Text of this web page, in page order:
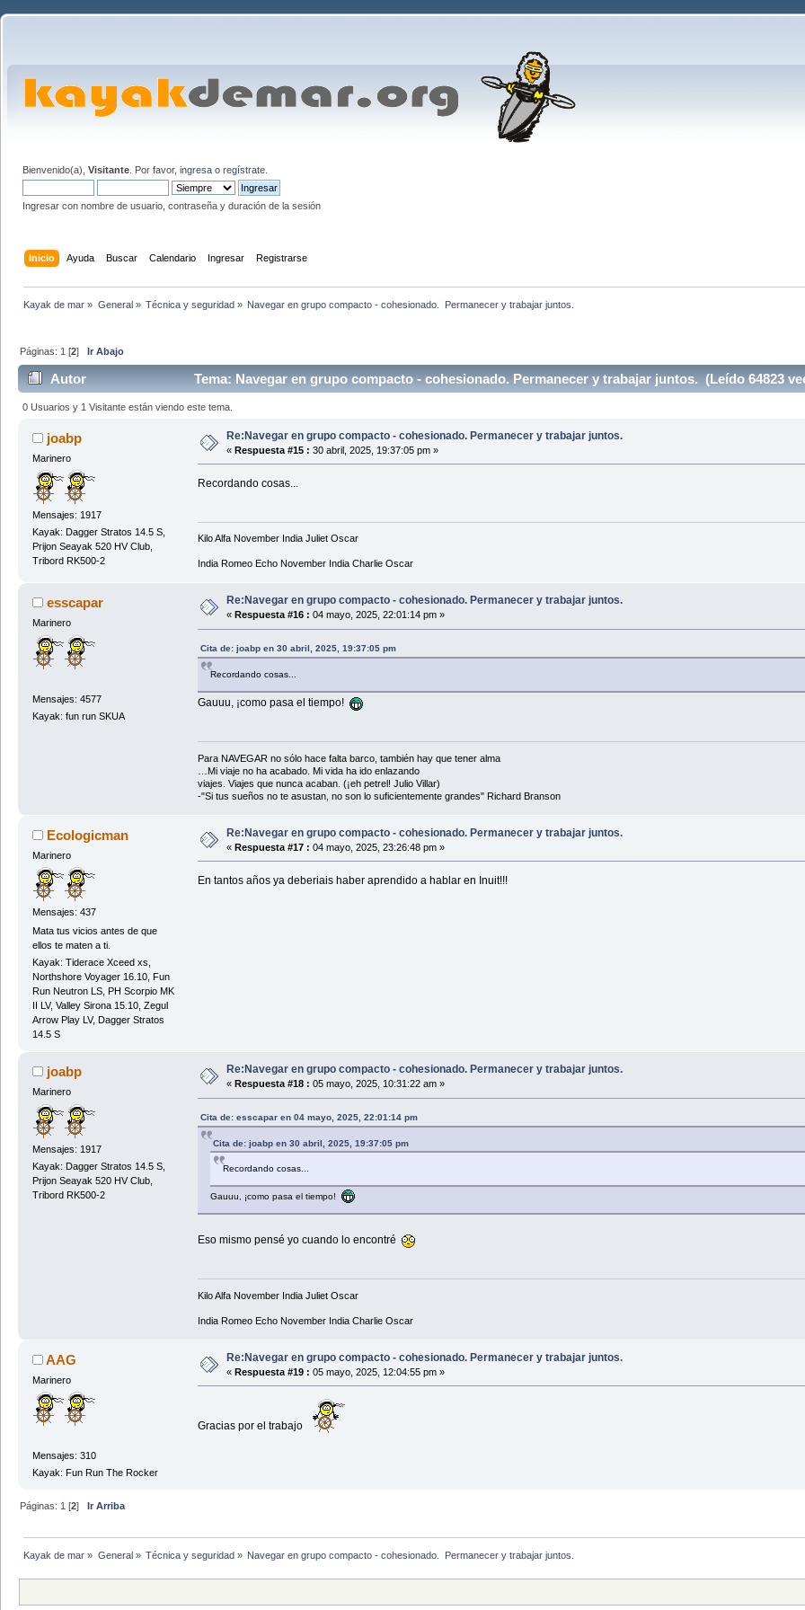
Bienvenido(a), Visitante . Por favor, ingresa o regístrate
Ingresar con nombre de usuario, contraseña y duración de la sesión
Inicio Ayuda Buscar Calendario Ingresar Registrarse
Kayak de mar » General» Técnica y seguridad» Navegar en grupo compacto - cohesionado.  Permanecer y trabajar juntos.
Páginas: 1 [2]Ir Abajo
Autor Tema: Navegar en grupo compacto - cohesionado. Permanecer y trabajar juntos. (Leído 64823
0 Usuarios y 1 Visitante están viendo este tema.
joabp
Marinero
Mensajes: 1917
Kayak: Dagger Stratos 14.5 S,
Prijon Seayak 520 HV Club,
Tribord RK500-2
Re:Navegar en grupo compacto - cohesionado. Permanecer y trabajar juntos.
« Respuesta #15 : 30 abril, 2025, 19:37:05 pm »
Recordando cosas...
Kilo Alfa November India Juliet Oscar
India Romeo Echo November India Charlie Oscar
esscapar
Marinero
Mensajes: 4577
Kayak: fun run SKUA
Re:Navegar en grupo compacto - cohesionado. Permanecer y trabajar juntos.
« Respuesta #16 : 04 mayo, 2025, 22:01:14 pm »
Cita de: joabp en 30 abril, 2025, 19:37:05 pm
Recordando cosas...
Gauuu, ¡como pasa el tiempo!
Para NAVEGAR no sólo hace falta barco, también hay que tener alma
…Mi viaje no ha acabado. Mi vida ha ido enlazando
viajes. Viajes que nunca acaban. (¡eh petrel! Julio Villar)
-"Si tus sueños no te asustan, no son lo suficientemente grandes" Richard Branson
Ecologicman
Marinero
Mensajes: 437
Mata tus vicios antes de que
ellos te maten a ti.
Kayak: Tiderace Xceed xs,
Northshore Voyager 16.10, Fun
Run Neutron LS, PH Scorpio MK
II LV, Valley Sirona 15.10, Zegul
Arrow Play LV, Dagger Stratos
14.5 S
Re:Navegar en grupo compacto - cohesionado. Permanecer y trabajar juntos.
« Respuesta #17 : 04 mayo, 2025, 23:26:48 pm »
En tantos años ya deberiais haber aprendido a hablar en Inuit!!!
joabp
Marinero
Mensajes: 1917
Kayak: Dagger Stratos 14.5 S,
Prijon Seayak 520 HV Club,
Tribord RK500-2
Re:Navegar en grupo compacto - cohesionado. Permanecer y trabajar juntos.
« Respuesta #18 : 05 mayo, 2025, 10:31:22 am »
Cita de: esscapar en 04 mayo, 2025, 22:01:14 pm
Cita de: joabp en 30 abril, 2025, 19:37:05 pm
Recordando cosas...
Gauuu, ¡como pasa el tiempo!
Eso mismo pensé yo cuando lo encontré
Kilo Alfa November India Juliet Oscar
India Romeo Echo November India Charlie Oscar
AAG
Marinero
Mensajes: 310
Kayak: Fun Run The Rocker
Re:Navegar en grupo compacto - cohesionado. Permanecer y trabajar juntos.
« Respuesta #19 : 05 mayo, 2025, 12:04:55 pm »
Gracias por el trabajo
Páginas:1 [2]
Ir Arriba
Kayak de mar » General » Técnica y seguridad » Navegar en grupo compacto - cohesionado.  Permanecer y trabajar juntos.